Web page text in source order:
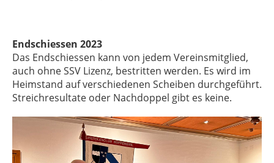
Endschiessen 2023
Das Endschiessen kann von jedem Vereinsmitglied,
auch ohne SSV Lizenz, bestritten werden. Es wird im
Heimstand auf verschiedenen Scheiben durchgeführt.
Streichresultate oder Nachdoppel gibt es keine.